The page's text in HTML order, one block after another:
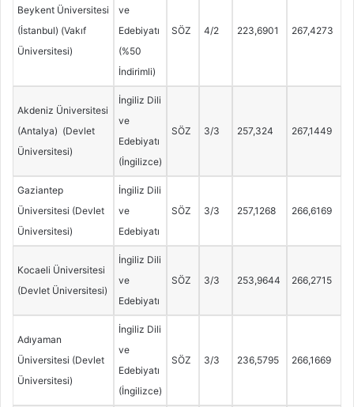
Beykent Üniversitesi
(İstanbul) (Vakıf
Üniversitesi)
ve
Edebiyatı
(%50
İndirimli)
SÖZ 4/2 223,6901 267,4273
Akdeniz Üniversitesi
(Antalya) (Devlet
Üniversitesi)
İngiliz Dili
ve
Edebiyatı
(İngilizce)
SÖZ 3/3 257,324 267,1449
Gaziantep
Üniversitesi (Devlet
Üniversitesi)
İngiliz Dili
ve
Edebiyatı
SÖZ 3/3 257,1268 266,6169
Kocaeli Üniversitesi
(Devlet Üniversitesi)
İngiliz Dili
ve
Edebiyatı
SÖZ 3/3 253,9644 266,2715
Adıyaman
Üniversitesi (Devlet
Üniversitesi)
İngiliz Dili
ve
Edebiyatı
(İngilizce)
SÖZ 3/3 236,5795 266,1669